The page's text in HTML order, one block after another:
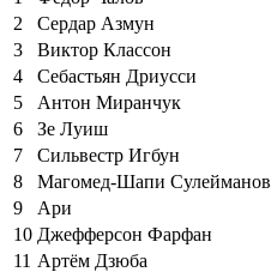
2
Сердар Азмун
3
Виктор Классон
4
Себастьян Дриусси
5
Антон Миранчук
6
Зе Луиш
7
Сильвестр Игбун
8
Магомед-Шапи Сулейманов
9
Ари
10 Джефферсон Фарфан
11 Артём Дзюба